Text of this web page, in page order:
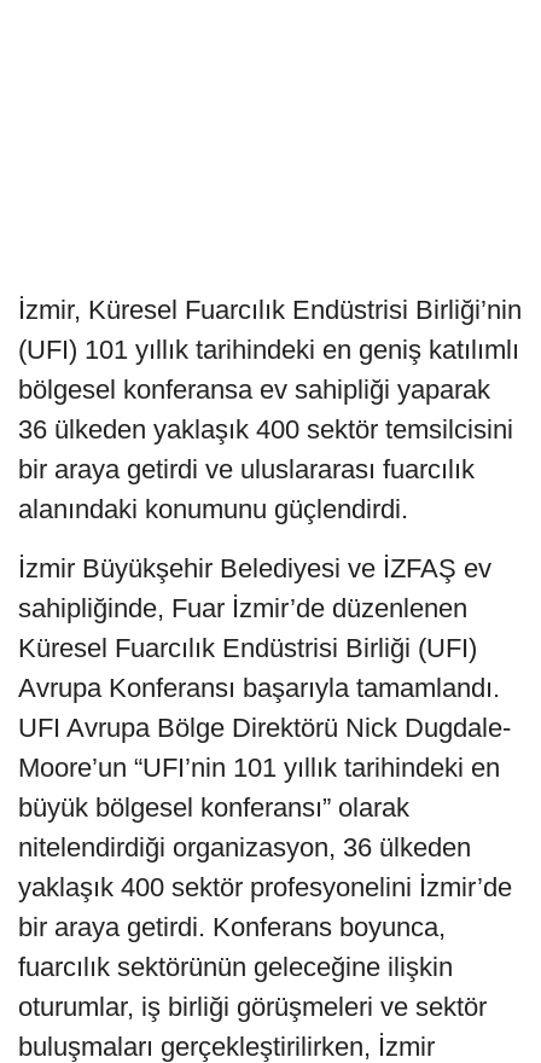
İzmir, Küresel Fuarcılık Endüstrisi Birliği’nin
(UFI) 101 yıllık tarihindeki en geniş katılımlı
bölgesel konferansa ev sahipliği yaparak
36 ülkeden yaklaşık 400 sektör temsilcisini
bir araya getirdi ve uluslararası fuarcılık
alanındaki konumunu güçlendirdi.
İzmir Büyükşehir Belediyesi ve İZFAŞ ev
sahipliğinde, Fuar İzmir’de düzenlenen
Küresel Fuarcılık Endüstrisi Birliği (UFI)
Avrupa Konferansı başarıyla tamamlandı.
UFI Avrupa Bölge Direktörü Nick Dugdale-
Moore’un “UFI’nin 101 yıllık tarihindeki en
büyük bölgesel konferansı” olarak
nitelendirdiği organizasyon, 36 ülkeden
yaklaşık 400 sektör profesyonelini İzmir’de
bir araya getirdi. Konferans boyunca,
fuarcılık sektörünün geleceğine ilişkin
oturumlar, iş birliği görüşmeleri ve sektör
buluşmaları gerçekleştirilirken, İzmir